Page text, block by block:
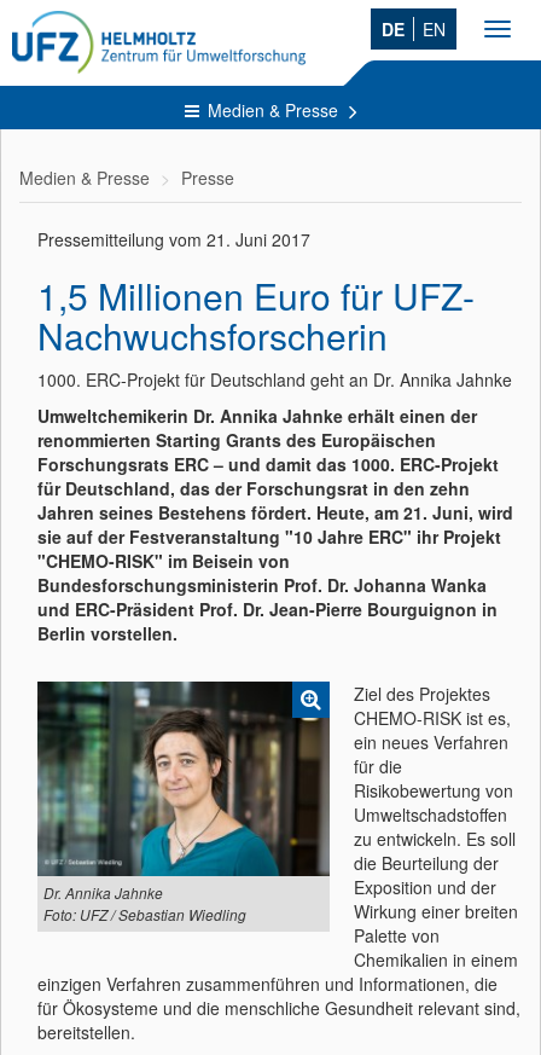
DE EN
Medien & Presse
Medien & Presse Presse
Pressemitteilung vom 21. Juni 2017
1,5 Millionen Euro für UFZ-
Nachwuchsforscherin
1000. ERC-Projekt für Deutschland geht an Dr. Annika Jahnke
Umweltchemikerin Dr. Annika Jahnke erhält einen der
renommierten Starting Grants des Europäischen
Forschungsrats ERC – und damit das 1000. ERC-Projekt
für Deutschland, das der Forschungsrat in den zehn
Jahren seines Bestehens fördert. Heute, am 21. Juni, wird
sie auf der Festveranstaltung "10 Jahre ERC" ihr Projekt
"CHEMO-RISK" im Beisein von
Bundesforschungsministerin Prof. Dr. Johanna Wanka
und ERC-Präsident Prof. Dr. Jean-Pierre Bourguignon in
Berlin vorstellen.
Dr. Annika Jahnke
Foto: UFZ / Sebastian Wiedling
Ziel des Projektes
CHEMO-RISK ist es,
ein neues Verfahren
für die
Risikobewertung von
Umweltschadstoffen
zu entwickeln. Es soll
die Beurteilung der
Exposition und der
Wirkung einer breiten
Palette von
Chemikalien in einem
einzigen Verfahren zusammenführen und Informationen, die
für Ökosysteme und die menschliche Gesundheit relevant sind,
bereitstellen.